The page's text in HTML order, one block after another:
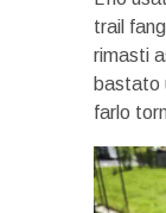
trail
rimasti
bastato
farlo